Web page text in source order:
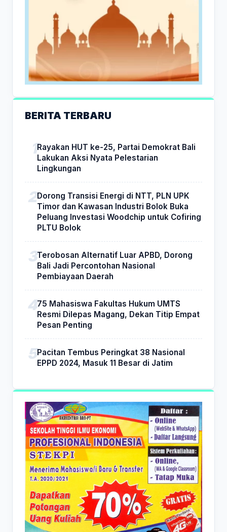
BERITA TERBARU
Rayakan HUT ke-25, Partai Demokrat Bali
Lakukan Aksi Nyata Pelestarian
Lingkungan
Dorong Transisi Energi di NTT, PLN UPK
Timor dan Kawasan Industri Bolok Buka
Peluang Investasi Woodchip untuk Cofiring
PLTU Bolok
Terobosan Alternatif Luar APBD, Dorong
Bali Jadi Percontohan Nasional
Pembiayaan Daerah
75 Mahasiswa Fakultas Hukum UMTS
Resmi Dilepas Magang, Dekan Titip Empat
Pesan Penting
Pacitan Tembus Peringkat 38 Nasional
EPPD 2024, Masuk 11 Besar di Jatim